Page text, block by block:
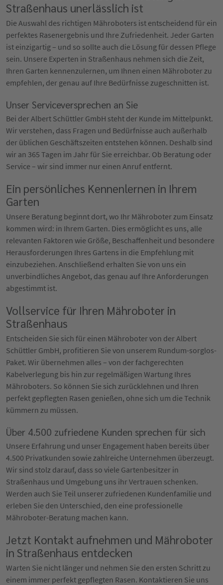
Straßenhaus unerlässlich ist
Die Auswahl des richtigen Mähroboters ist entscheidend für ein
perfektes Rasenergebnis und Ihre Zufriedenheit. Jeder Garten
ist einzigartig – und so sollte auch die Lösung für dessen Pflege
sein. Unsere Experten in Straßenhaus nehmen sich die Zeit,
Ihren Garten kennenzulernen, um Ihnen einen Mähroboter zu
empfehlen, der genau auf Ihre Bedürfnisse zugeschnitten ist.
Unser Serviceversprechen an Sie
Bei der Albert Schüttler GmbH steht der Kunde im Mittelpunkt.
Wir verstehen, dass Fragen und Bedürfnisse auch außerhalb
der üblichen Geschäftszeiten entstehen können. Deshalb sind
wir an 365 Tagen im Jahr für Sie erreichbar. Ob Beratung oder
Service – wir sind immer nur einen Anruf entfernt.
Ein persönliches Kennenlernen in Ihrem
Garten
Unsere Beratung beginnt dort, wo Ihr Mähroboter zum Einsatz
kommen wird: in Ihrem Garten. Dies ermöglicht es uns, alle
relevanten Faktoren wie Größe, Beschaffenheit und besondere
Herausforderungen Ihres Gartens in die Empfehlung mit
einzubeziehen. Anschließend erhalten Sie von uns ein
unverbindliches Angebot, das genau auf Ihre Anforderungen
abgestimmt ist.
Vollservice für Ihren Mähroboter in
Straßenhaus
Entscheiden Sie sich für einen Mähroboter von der Albert
Schüttler GmbH, profitieren Sie von unserem Rundum-sorglos-
Paket. Wir übernehmen alles – von der fachgerechten
Kabelverlegung bis hin zur regelmäßigen Wartung Ihres
Mähroboters. So können Sie sich zurücklehnen und Ihren
perfekt gepflegten Rasen genießen, ohne sich um die Technik
kümmern zu müssen.
Über 4.500 zufriedene Kunden sprechen für sich
Unsere Erfahrung und unser Engagement haben bereits über
4.500 Privatkunden sowie zahlreiche Unternehmen überzeugt.
Wir sind stolz darauf, dass so viele Gartenbesitzer in
Straßenhaus und Umgebung uns ihr Vertrauen schenken.
Werden auch Sie Teil unserer zufriedenen Kundenfamilie und
erleben Sie den Unterschied, den eine professionelle
Mähroboter-Beratung machen kann.
Jetzt Kontakt aufnehmen und Mähroboter
in Straßenhaus entdecken
Warten Sie nicht länger und nehmen Sie den ersten Schritt zu
einem immer perfekt gepflegten Rasen. Kontaktieren Sie uns